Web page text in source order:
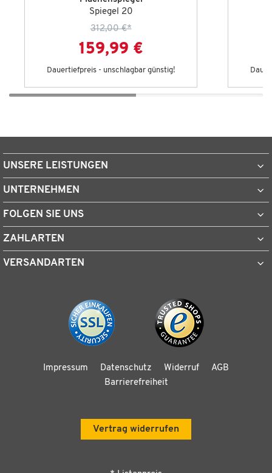
Spiegel 20
312,00 €*
159,99 €
Dauertiefpreis - unschlagbar günstig!
UNSERE LEISTUNGEN
UNTERNEHMEN
FOLGEN SIE UNS
ZAHLARTEN
VERSANDARTEN
Impressum Datenschutz Widerruf
AGB
Barrierefreiheit
Vertrag widerrufen